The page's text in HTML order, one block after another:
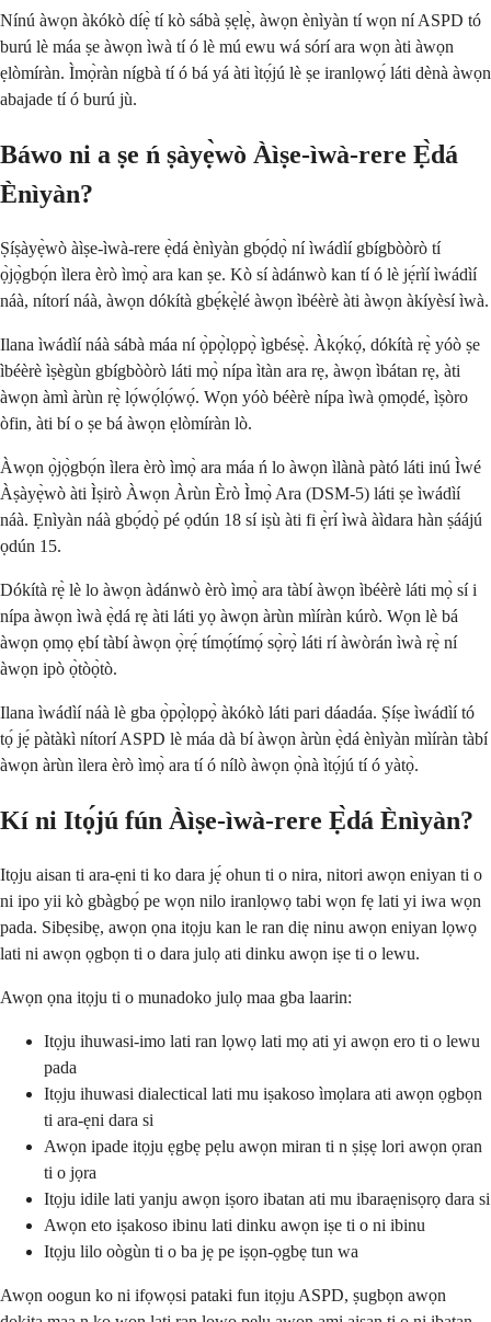
Nínú àwọn àkókò díẹ̀ tí kò sábà ṣẹlẹ̀, àwọn ènìyàn tí wọn ní ASPD tó
burú lè máa ṣe àwọn ìwà tí ó lè mú ewu wá sórí ara wọn àti àwọn
ẹlòmíràn. Ìmọ̀ràn nígbà tí ó bá yá àti ìtọ́jú lè ṣe iranlọwọ́ láti dènà àwọn
abajade tí ó burú jù.
Báwo ni a ṣe ń ṣàyẹ̀wò Àìṣe-ìwà-rere Ẹ̀dá
Ènìyàn?
Ṣíṣàyẹ̀wò àìṣe-ìwà-rere ẹ̀dá ènìyàn gbọ́dọ̀ ní ìwádìí gbígbòòrò tí
ọ̀jọ̀gbọ́n ìlera èrò ìmọ̀ ara kan ṣe. Kò sí àdánwò kan tí ó lè jẹ́rìí ìwádìí
náà, nítorí náà, àwọn dókítà gbẹ́kẹ̀lé àwọn ìbéèrè àti àwọn àkíyèsí ìwà.
Ilana ìwádìí náà sábà máa ní ọ̀pọ̀lọpọ̀ ìgbésẹ̀. Àkọ́kọ́, dókítà rẹ̀ yóò ṣe
ìbéèrè ìṣègùn gbígbòòrò láti mọ̀ nípa ìtàn ara rẹ, àwọn ìbátan rẹ, àti
àwọn àmì àrùn rẹ̀ lọ́wọ́lọ́wọ́. Wọn yóò béèrè nípa ìwà ọmọdé, ìṣòro
òfin, àti bí o ṣe bá àwọn ẹlòmíràn lò.
Àwọn ọ̀jọ̀gbọ́n ìlera èrò ìmọ̀ ara máa ń lo àwọn ìlànà pàtó láti inú Ìwé
Àṣàyẹ̀wò àti Ìṣirò Àwọn Àrùn Èrò Ìmọ̀ Ara (DSM-5) láti ṣe ìwádìí
náà. Ẹnìyàn náà gbọ́dọ̀ pé ọdún 18 sí iṣù àti fi ẹ̀rí ìwà àìdara hàn ṣáájú
ọdún 15.
Dókítà rẹ̀ lè lo àwọn àdánwò èrò ìmọ̀ ara tàbí àwọn ìbéèrè láti mọ̀ sí i
nípa àwọn ìwà ẹ̀dá rẹ àti láti yọ àwọn àrùn mìíràn kúrò. Wọn lè bá
àwọn ọmọ ẹbí tàbí àwọn ọ̀rẹ́ tímọ́tímọ́ sọ̀rọ̀ láti rí àwòrán ìwà rẹ̀ ní
àwọn ipò ọ̀tòọ̀tò.
Ilana ìwádìí náà lè gba ọ̀pọ̀lọpọ̀ àkókò láti pari dáadáa. Ṣíṣe ìwádìí tó
tọ́ jẹ́ pàtàkì nítorí ASPD lè máa dà bí àwọn àrùn ẹ̀dá ènìyàn mìíràn tàbí
àwọn àrùn ìlera èrò ìmọ̀ ara tí ó nílò àwọn ọ̀nà ìtọ́jú tí ó yàtọ̀.
Kí ni Itọ́jú fún Àìṣe-ìwà-rere Ẹ̀dá Ènìyàn?
Itọju aisan ti ara-ẹni ti ko dara jẹ́ ohun ti o nira, nitori awọn eniyan ti o
ni ipo yii kò gbàgbọ́ pe wọn nilo iranlọwọ tabi wọn fẹ lati yi iwa wọn
pada. Sibẹsibẹ, awọn ọna itọju kan le ran diẹ ninu awọn eniyan lọwọ
lati ni awọn ọgbọn ti o dara julọ ati dinku awọn iṣe ti o lewu.
Awọn ọna itọju ti o munadoko julọ maa gba laarin:
Itọju ihuwasi-imo lati ran lọwọ lati mọ ati yi awọn ero ti o lewu
pada
Itọju ihuwasi dialectical lati mu iṣakoso ìmọlara ati awọn ọgbọn
ti ara-ẹni dara si
Awọn ipade itọju ẹgbẹ pẹlu awọn miran ti n ṣiṣẹ lori awọn ọran
ti o jọra
Itọju idile lati yanju awọn iṣoro ibatan ati mu ibaraẹnisọrọ dara si
Awọn eto iṣakoso ibinu lati dinku awọn iṣe ti o ni ibinu
Itọju lilo oògùn ti o ba jẹ pe iṣọn-ọgbẹ tun wa
Awọn oogun ko ni ifọwọsi pataki fun itọju ASPD, ṣugbọn awọn